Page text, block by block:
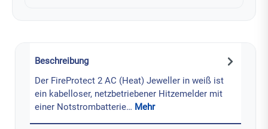
Beschreibung
Der FireProtect 2 AC (Heat) Jeweller in weiß ist
ein kabelloser, netzbetriebener Hitzemelder mit
einer Notstrombatterie… Mehr